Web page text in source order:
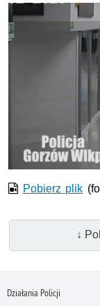
Pobierz plik
↓
Działania Policji